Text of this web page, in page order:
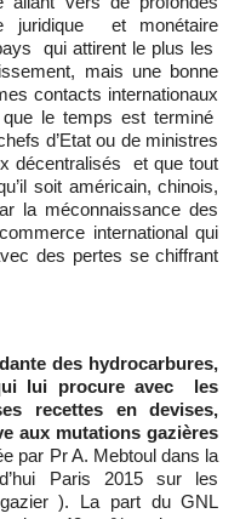
juridique et monétaire
qui attirent le plus les
mais une bonne
contacts internationaux
le temps est terminé
d’Etat ou de ministres
décentralisés et que tout
soit américain, chinois,
la méconnaissance des
international qui
des pertes se chiffrant
des hydrocarbures,
lui procure avec les
recettes en devises,
aux mutations gazières
par Pr A. Mebtoul dans la
Paris 2015 sur les
). La part du GNL